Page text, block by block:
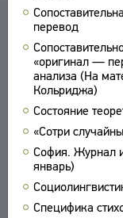
перевод
«оригинал —
анализа (На
Кольриджа)
Состояние
«Сотри
София. Журнал
январь)
Специфика
СВЯЗИ
СОЗДАТЕЛИ